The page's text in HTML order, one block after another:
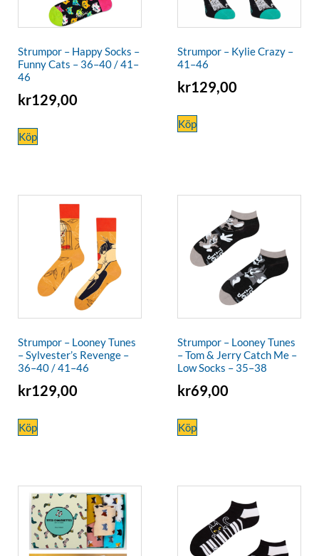
Strumpor – Happy Socks –
Funny Cats – 36–40 / 41–
46
kr129,00
Köp
Strumpor – Kylie Crazy –
41–46
kr129,00
Köp
Strumpor – Looney Tunes
– Sylvester’s Revenge –
36–40 / 41–46
kr129,00
Köp
Strumpor – Looney Tunes
– Tom & Jerry Catch Me –
Low Socks – 35–38
kr69,00
Köp